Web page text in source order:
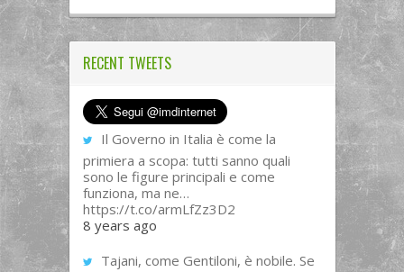
RECENT TWEETS
Il Governo in Italia è come la
primiera a scopa: tutti sanno quali
sono le figure principali e come
funziona, ma ne…
https://t.co/armLfZz3D2
8 years ago
Tajani, come Gentiloni, è nobile. Se